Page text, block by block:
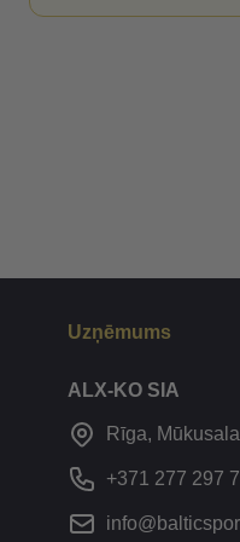
Uzņēmums
ALX-KO SIA
Rīga,
+371 277 297